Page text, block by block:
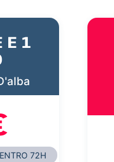
E 1
72H